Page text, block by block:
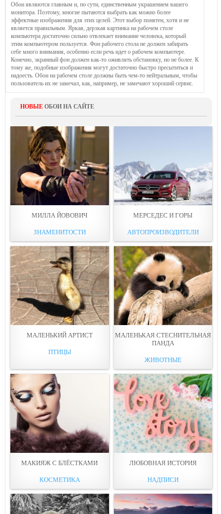
Обои являются главным и, по сути, единственным украшением вашего
монитора. Поэтому, многие пытаются выбрать как можно более
эффектные изображения для этих целей. Этот выбор понятен, хотя и не
является правильным. Яркая, дерзкая картинка на рабочем столе
компьютера достаточно сильно отвлекает внимание человека, который
этим компьютером пользуется. Фон рабочего стола не должен забирать
себе много внимания, особенно если речь идет о рабочем компьютере.
Конечно, экранный фон должен как-то оживлять обстановку, но не более. К
тому же, подобные изображения могут достаточно быстро пресытиться и
надоесть. Обои на рабочем столе должны быть чем-то нейтральным, чтобы
пользователь их не замечал, как, например, не замечают хороший сервис.
НОВЫЕ ОБОИ НА САЙТЕ
МИЛЛА ЙОВОВИЧ
ЗНАМЕНИТОСТИ
МЕРСЕДЕС И ГОРЫ
АВТОПРОИЗВОДИТЕЛИ
МАЛЕНЬКИЙ АРТИСТ
ПТИЦЫ
МАЛЕНЬКАЯ СТЕСНИТЕЛЬНАЯ
ПАНДА
ЖИВОТНЫЕ
МАКИЯЖ С БЛЁСТКАМИ
КОСМЕТИКА
ЛЮБОВНАЯ ИСТОРИЯ
НАДПИСИ